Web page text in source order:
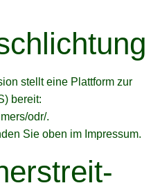
stellt eine Plattform zur
bereit:
odr/.
Sie oben im Impressum.